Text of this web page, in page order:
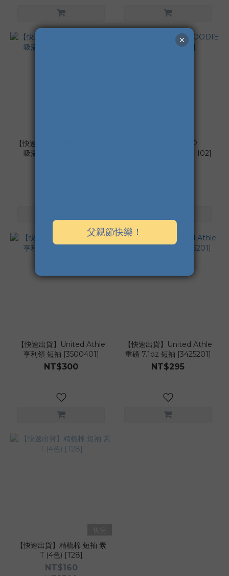
【快速出貨】超高CP值 涼感
吸濕排汗 透氣 排汗背心
【快速出貨】TOP
HOODIE刷毛帽踢 [TH02]
【快速出貨】United Athle
亨利領 短袖 [3500401]
NT$300
【快速出貨】United Athle
重磅 7.1oz 短袖 [3425201]
NT$295
【快速出貨】精梳棉 短袖 素
T (4色) [T28]
NT$160